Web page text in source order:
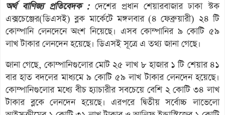
অর্থ বাণিজ্য প্রতিবেদক :দেশের প্রধান শেয়ারবাজার ঢাকা স্টক
এক্সচেঞ্জের(ডিএসই) ব্লক মার্কেটে মঙ্গলবার (৪ ফেব্রুয়ারী) ২৪ টি
কোম্পানি লেনদেনে অংশ নিয়েছে। এসব কোম্পানির ৯ কোটি ৫৯
লাখ টাকার লেনদেন হয়েছে। ডিএসই সূত্রে এ তথ্য জানা গেছে।
জানা গেছে, কোম্পানিগুলোর মোট ২৫ লাখ ৮ হাজার ১ টি শেয়ার ৪১
বার হাত বদলের মাধ্যমে ৯ কোটি ৫৯ লাখ টাকার লেনদেন হয়েছে।
কোম্পানিগুলোর মধ্যে বীচ হ্যাচারীর সবচেয়ে বেশি ২ কোটি ৩৪ লাখ
টাকার ব্লকে লেনদেন হয়েছে। এরপরে দ্বিতীয় সর্বোচ্চ লাভেলো